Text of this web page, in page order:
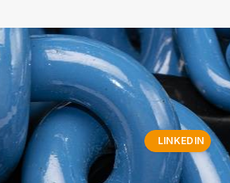
LINKEDIN